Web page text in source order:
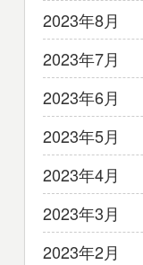
2023年8月
2023年7月
2023年6月
2023年5月
2023年4月
2023年3月
2023年2月